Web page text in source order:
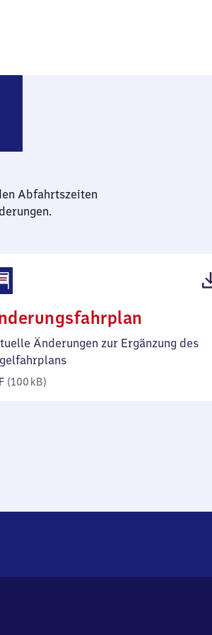
Abfahrtszeiten
100
Änderungen zur Ergänzung des
(100 kB)